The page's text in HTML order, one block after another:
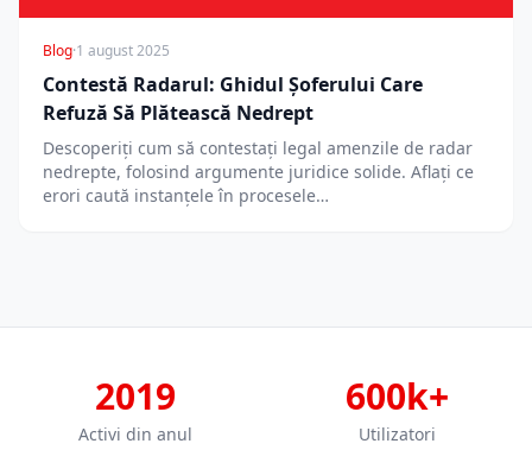
Blog·1 august 2025
Contestă Radarul: Ghidul Șoferului Care
Refuză Să Plătească Nedrept
Descoperiți cum să contestați legal amenzile de radar
nedrepte, folosind argumente juridice solide. Aflați ce
erori caută instanțele în procesele…
2019
Activi din anul
600k+
Utilizatori